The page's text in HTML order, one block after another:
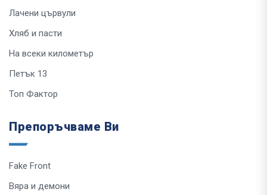
Лачени цървули
Хляб и пасти
На всеки километър
Петък 13
Топ Фактор
Препоръчваме Ви
Fake Front
Вяра и демони